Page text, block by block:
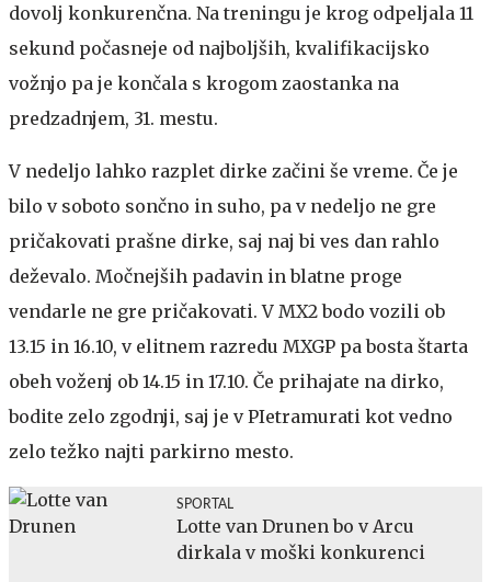
dovolj konkurenčna. Na treningu je krog odpeljala 11
sekund počasneje od najboljših, kvalifikacijsko
vožnjo pa je končala s krogom zaostanka na
predzadnjem, 31. mestu.
V nedeljo lahko razplet dirke začini še vreme. Če je
bilo v soboto sončno in suho, pa v nedeljo ne gre
pričakovati prašne dirke, saj naj bi ves dan rahlo
deževalo. Močnejših padavin in blatne proge
vendarle ne gre pričakovati. V MX2 bodo vozili ob
13.15 in 16.10, v elitnem razredu MXGP pa bosta štarta
obeh voženj ob 14.15 in 17.10. Če prihajate na dirko,
bodite zelo zgodnji, saj je v PIetramurati kot vedno
zelo težko najti parkirno mesto.
SPORTAL
Lotte van Drunen bo v Arcu
dirkala v moški konkurenci